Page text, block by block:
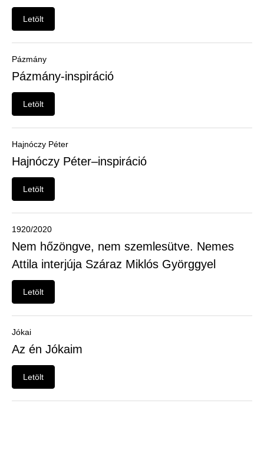
Felhasználói
menü
Belépés
Letölt
Pázmány
Pázmány-inspiráció
Letölt
Hajnóczy Péter
Hajnóczy Péter–inspiráció
Letölt
1920/2020
Nem hőzöngve, nem szemlesütve. Nemes
Attila interjúja Száraz Miklós Györggyel
Letölt
Jókai
Az én Jókaim
Letölt